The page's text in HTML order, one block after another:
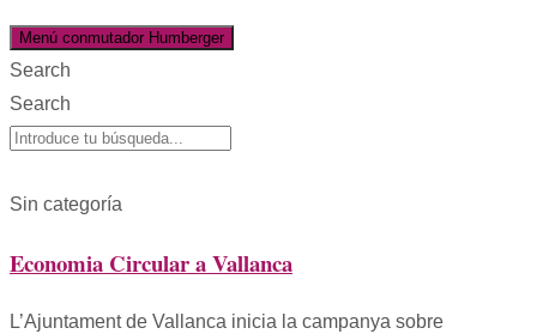
Menú conmutador Humberger
Search
Search
Sin categoría
Economia Circular a Vallanca
L’Ajuntament de Vallanca inicia la campanya sobre